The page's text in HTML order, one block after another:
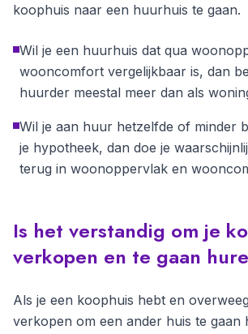
koophuis naar een huurhuis te gaan.
Wil je een huurhuis dat qua
wooncomfort vergelijkbaar is, dan
huurder meestal meer dan als
Wil je aan huur hetzelfde of minder
je hypotheek, dan doe je
terug in woonoppervlak en
Is het verstandig om je
verkopen en te gaan
Als je een koophuis hebt en
verkopen om een ander huis te gaan